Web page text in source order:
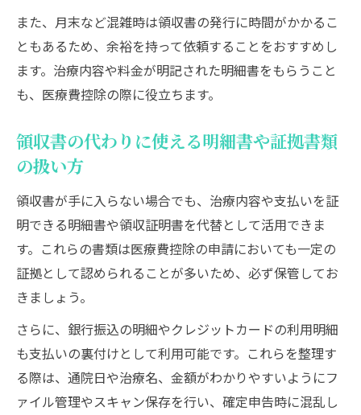
また、月末など混雑時は領収書の発行に時間がかかるこ
ともあるため、余裕を持って依頼することをおすすめし
ます。治療内容や料金が明記された明細書をもらうこと
も、医療費控除の際に役立ちます。
領収書の代わりに使える明細書や証拠書類
の扱い方
領収書が手に入らない場合でも、治療内容や支払いを証
明できる明細書や領収証明書を代替として活用できま
す。これらの書類は医療費控除の申請においても一定の
証拠として認められることが多いため、必ず保管してお
きましょう。
さらに、銀行振込の明細やクレジットカードの利用明細
も支払いの裏付けとして利用可能です。これらを整理す
る際は、通院日や治療名、金額がわかりやすいようにフ
ァイル管理やスキャン保存を行い、確定申告時に混乱し